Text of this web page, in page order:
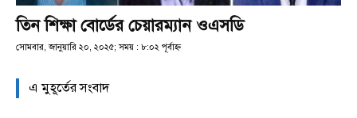
তিন শিক্ষা বোর্ডের চেয়ারম্যান ওএসডি
সোমবার, জানুয়ারি ২০, ২০২৫; সময় : ৮:০২ পূর্বাহ্ণ
এ মুহূর্তের সংবাদ